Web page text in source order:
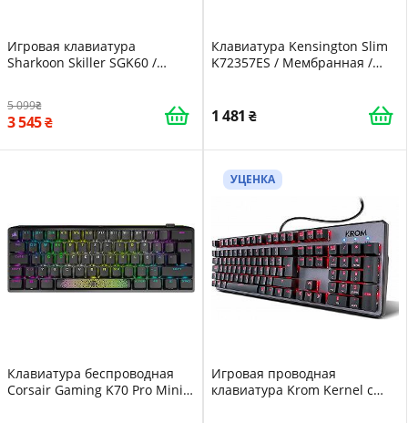
Игровая клавиатура
Sharkoon Skiller SGK60 /
(4044951030040)
5 099
3 545
Клавиатура Kensington Slim
K72357ES / Мембранная /
1 481
Клавиатура беспроводная
Corsair Gaming K70 Pro Mini с
УЦЕНКА
Игровая проводная
клавиатура Krom Kernel с